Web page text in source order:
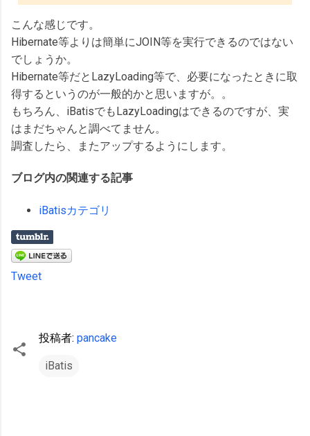
こんな感じです。
Hibernate等よりは簡単にJOIN等を実行できるのではない
でしょうか。
Hibernate等だとLazyLoading等で、必要になったときに取
得するというのが一般的かと思いますが。。
もちろん、iBatisでもLazyLoadingはできるのですが、実
はまだちゃんと調べてません。
調査したら、またアップするようにします。
ブログ内の関連する記事
iBatisカテゴリ
Tweet
投稿者: pancake
iBatis